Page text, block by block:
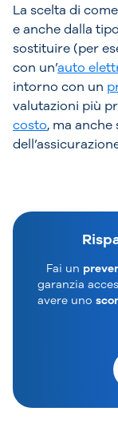
La scelta di
e anche dalla
sostituire (per
con un’auto
intorno con un
valutazioni più
costo, ma
Fai un
garanzia
avere uno